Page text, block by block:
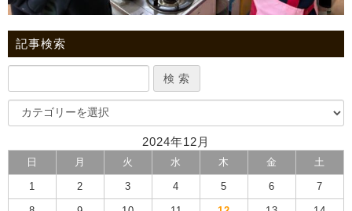
記事検索
2024年12月
日 月 火 水 木 金 土
1 2 3 4 5 6 7